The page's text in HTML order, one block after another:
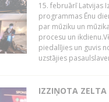
15. februārī Latvijas
programmas Ēnu
par mūziku un
procesu un
piedalījies un guvis
uzstājies
IZZIŅOTA ZELTA